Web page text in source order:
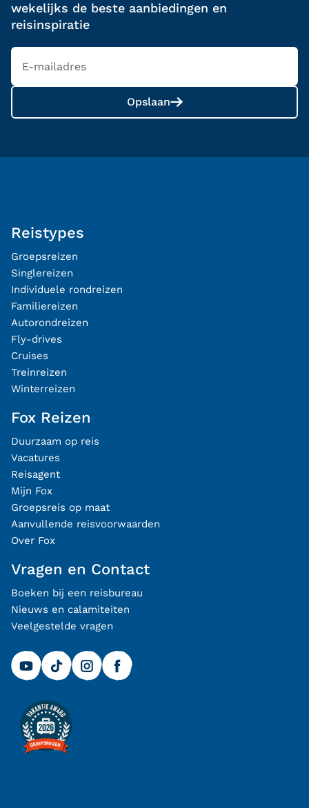
wekelijks de beste aanbiedingen en
reisinspiratie
Opslaan
Reistypes
Groepsreizen
Singlereizen
Individuele rondreizen
Familiereizen
Autorondreizen
Fly-drives
Cruises
Treinreizen
Winterreizen
Fox Reizen
Duurzaam op reis
Vacatures
Reisagent
Mijn Fox
Groepsreis op maat
Aanvullende reisvoorwaarden
Over Fox
Vragen en Contact
Boeken bij een reisbureau
Nieuws en calamiteiten
Veelgestelde vragen